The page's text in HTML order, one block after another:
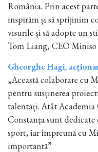
România. Prin acest
inspirăm și să sprijinim
visurile și să adopte un
Tom Liang, CEO Miniso
Gheorghe Hagi,
„Această colaborare cu
pentru susținerea
talentați. Atât Academia
Constanța sunt
sport, iar împreună cu
importantă”